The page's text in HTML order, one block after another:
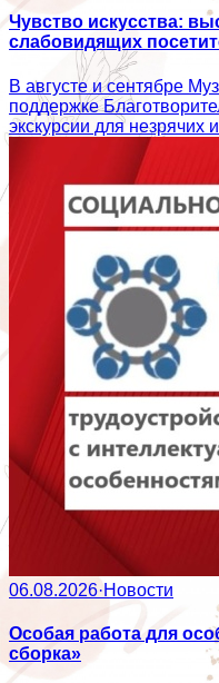
Чувство искусства:
слабовидящих
В августе и сентябре
поддержке
экскурсии для
06.08.2026·Новости
Особая работа для
сборка»